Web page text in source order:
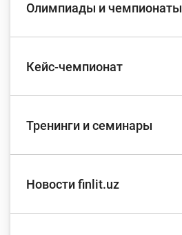
Олимпиады и чемпионаты
Кейс-чемпионат
Тренинги и семинары
Новости finlit.uz